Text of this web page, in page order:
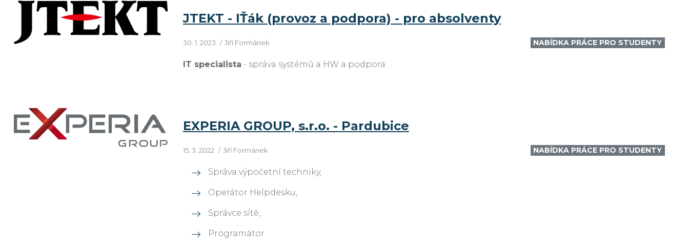
JTEKT - IŤák (provoz a podpora) - pro absolventy
30. 1. 2023 Jiří Formánek NABÍDKA PRÁCE PRO STUDENTY
IT specialista - správa systémů a HW a podpora
EXPERIA GROUP, s.r.o. - Pardubice
15. 3. 2022 Jiří Formánek NABÍDKA PRÁCE PRO STUDENTY
Správa výpočetní techniky,
Operátor Helpdesku,
Správce sítě,
Programátor